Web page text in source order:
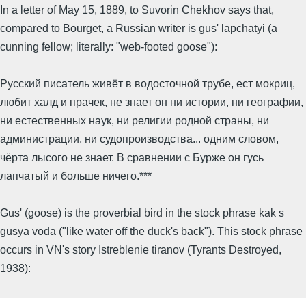
In a letter of May 15, 1889, to Suvorin Chekhov says that,
compared to Bourget, a Russian writer is gus' lapchatyi (a
cunning fellow; literally: "web-footed goose"):
Русский писатель живёт в водосточной трубе, ест мокриц,
любит халд и прачек, не знает он ни истории, ни географии,
ни естественных наук, ни религии родной страны, ни
администрации, ни судопроизводства... одним словом,
чёрта лысого не знает. В сравнении с Бурже он гусь
лапчатый и больше ничего.***
Gus' (goose) is the proverbial bird in the stock phrase kak s
gusya voda ("like water off the duck's back"). This stock phrase
occurs in VN's story Istreblenie tiranov (Tyrants Destroyed,
1938):